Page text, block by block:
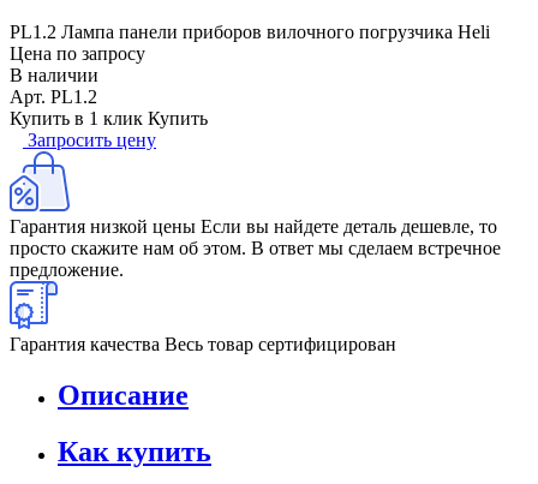
PL1.2 Лампа панели приборов вилочного погрузчика Heli
Цена по запросу
В наличии
Арт. PL1.2
Купить в 1 клик Купить
Запросить цену
Гарантия низкой цены Если вы найдете деталь дешевле, то
просто скажите нам об этом. В ответ мы сделаем встречное
предложение.
Гарантия качества Весь товар сертифицирован
Описание
Как купить